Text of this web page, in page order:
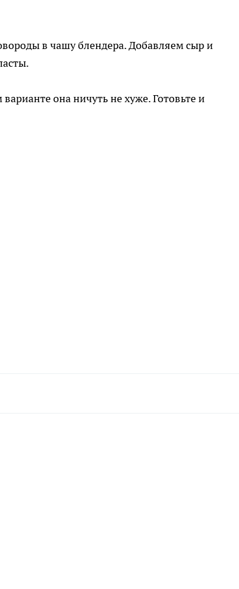
в чашу блендера. Добавляем сыр и
она ничуть не хуже. Готовьте и